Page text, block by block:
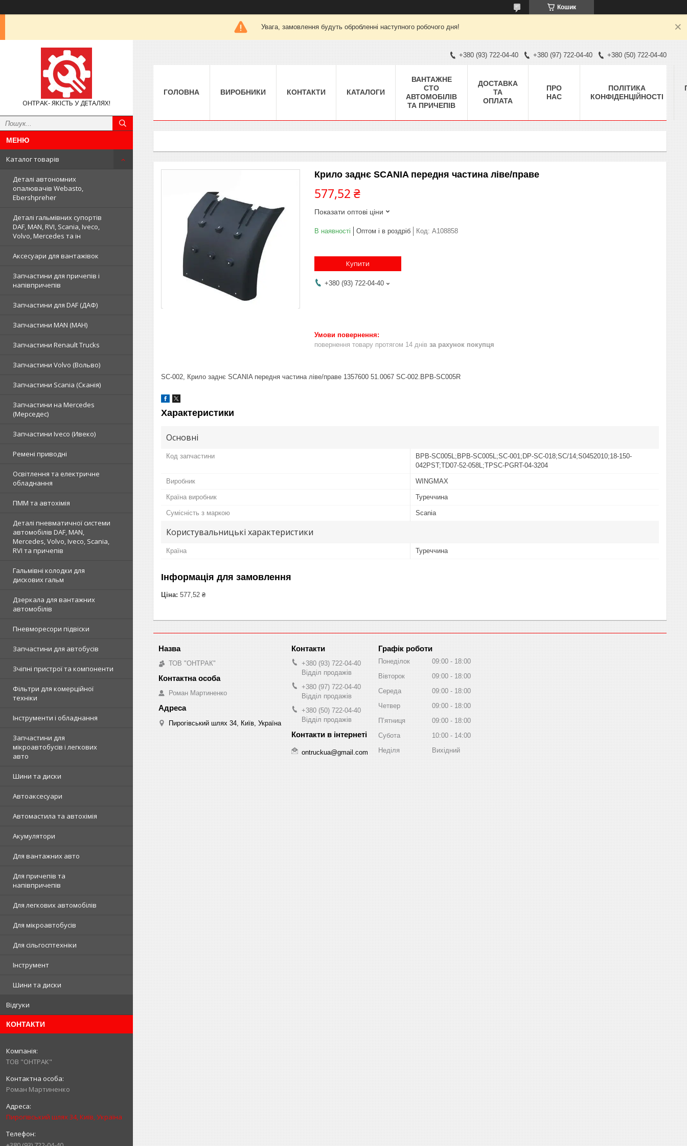
Кошик
Увага, замовлення будуть обробленні наступного робочого дня!
ОНТРАК- ЯКІСТЬ У ДЕТАЛЯХ!
Каталог товарів
Деталі автономних
опалювачів Webasto,
Ebershpreher
Деталі гальмівних супортів
DAF, MAN, RVI, Scania, Iveco,
Volvo, Mercedes та ін
Аксесуари для вантажівок
Запчастини для причепів і
напівпричепів
Запчастини для DAF (ДАФ)
Запчастини MAN (МАН)
Запчастини Renault Trucks
Запчастини Volvo (Вольво)
Запчастини Scania (Сканія)
Запчастини на Mercedes
(Мерседес)
Запчастини Iveco (Ивеко)
Ремені приводні
Освітлення та електричне
обладнання
ПММ та автохімія
Деталі пневматичної системи
автомобілів DAF, MAN,
Mercedes, Volvo, Iveco, Scania,
RVI та причепів
Гальмівні колодки для
дискових гальм
Дзеркала для вантажних
автомобілів
Пневморесори підвіски
Запчастини для автобусів
Зчіпні пристрої та компоненти
Фільтри для комерційної
техніки
Інструменти і обладнання
Запчастини для
мікроавтобусів і легкових
авто
Шини та диски
Автоаксесуари
Автомастила та автохімія
Акумулятори
Для вантажних авто
Для причепів та
напівпричепів
Для легкових автомобілів
Для мікроавтобусів
Для сільгосптехніки
Інструмент
Шини та диски
Відгуки
КОНТАКТИ
ТОВ "ОНТРАК"
Роман Мартиненко
Пирогівський шлях 34, Київ, Україна
+380 (93) 722-04-40 +380 (97) 722-04-40 +380 (50) 722-04-40
ГОЛОВНА ВИРОБНИКИ КОНТАКТИ КАТАЛОГИ
ВАНТАЖНЕ
СТО
АВТОМОБІЛІВ
ТА ПРИЧЕПІВ
ДОСТАВКА
ТА
ОПЛАТА
ПРО
НАС
ПОЛІТИКА
КОНФІДЕНЦІЙНОСТІ
Крило заднє SCANIA передня частина ліве/праве
577,52 ₴
Показати оптові ціни
В наявності Оптом і в роздріб Код: A108858
Купити
+380 (93) 722-04-40
повернення товару протягом 14 днів за рахунок покупця
SC-002, Крило заднє SCANIA передня частина ліве/праве 1357600 51.0067 SC-002.BPB-SC005R
Характеристики
Основні
Код запчастини
BPB-SC005L;BPB-SC005L;SC-001;DP-SC-018;SC/14;S0452010;18-150-
042PST;TD07-52-058L;TPSC-PGRT-04-3204
Виробник WINGMAX
Країна виробник Туреччина
Сумісність з маркою Scania
Користувальницькі характеристики
Країна Туреччина
Інформація для замовлення
Ціна: 577,52 ₴
ТОВ "ОНТРАК"
Роман Мартиненко
Пирогівський шлях 34, Київ, Україна
+380 (93) 722-04-40
Відділ продажів
+380 (97) 722-04-40
Відділ продажів
+380 (50) 722-04-40
Відділ продажів
ontruckua@gmail.com
Графік роботи
Понеділок 09:00
18:00
Вівторок
09:00
18:00
Середа
09:00
18:00
Четвер
09:00
18:00
Пʼятниця
09:00
18:00
Субота
10:00
14:00
Неділя
Вихідний